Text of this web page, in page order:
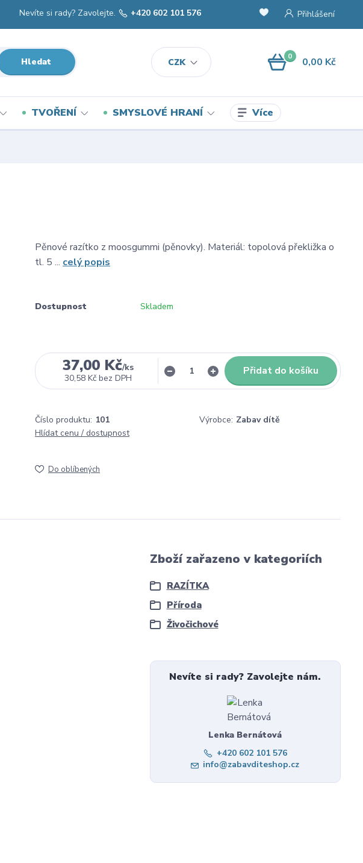
CZK
Přihlášení
Hledat
Nevíte si rady? Zavolejte. +420 602 101 576
0 0,00 Kč
TVOŘENÍ SMYSLOVÉ HRANÍ Více
Pěnové razítko z moosgummi (pěnovky). Materiál: topolová překližka o
tl. 5 ... celý popis
Dostupnost Skladem
37,00 Kč/ks
30,58 Kč bez DPH
Přidat do košíku
Číslo produktu: 101 Výrobce: Zabav dítě
Hlídat cenu / dostupnost
Do oblíbených
Zboží zařazeno v kategoriích
RAZÍTKA
Příroda
Živočichové
Nevíte si rady? Zavolejte nám.
Lenka Bernátová
+420 602 101 576
info@zabavditeshop.cz